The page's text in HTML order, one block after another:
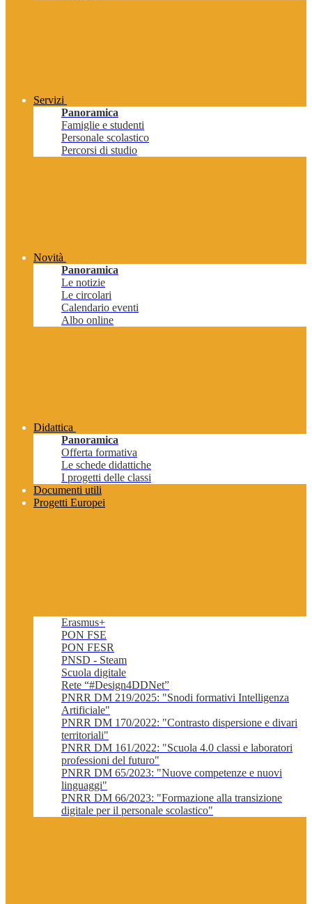
Servizi
Panoramica
Famiglie e studenti
Personale scolastico
Percorsi di studio
Novità
Panoramica
Le notizie
Le circolari
Calendario eventi
Albo online
Didattica
Panoramica
Offerta formativa
Le schede didattiche
I progetti delle classi
Documenti utili
Progetti Europei
Erasmus+
PON FSE
PON FESR
PNSD - Steam
Scuola digitale
Rete “#Design4DDNet”
PNRR DM 219/2025: "Snodi formativi Intelligenza
Artificiale"
PNRR DM 170/2022: "Contrasto dispersione e divari
territoriali"
PNRR DM 161/2022: "Scuola 4.0 classi e laboratori
professioni del futuro"
PNRR DM 65/2023: "Nuove competenze e nuovi
linguaggi"
PNRR DM 66/2023: "Formazione alla transizione
digitale per il personale scolastico"